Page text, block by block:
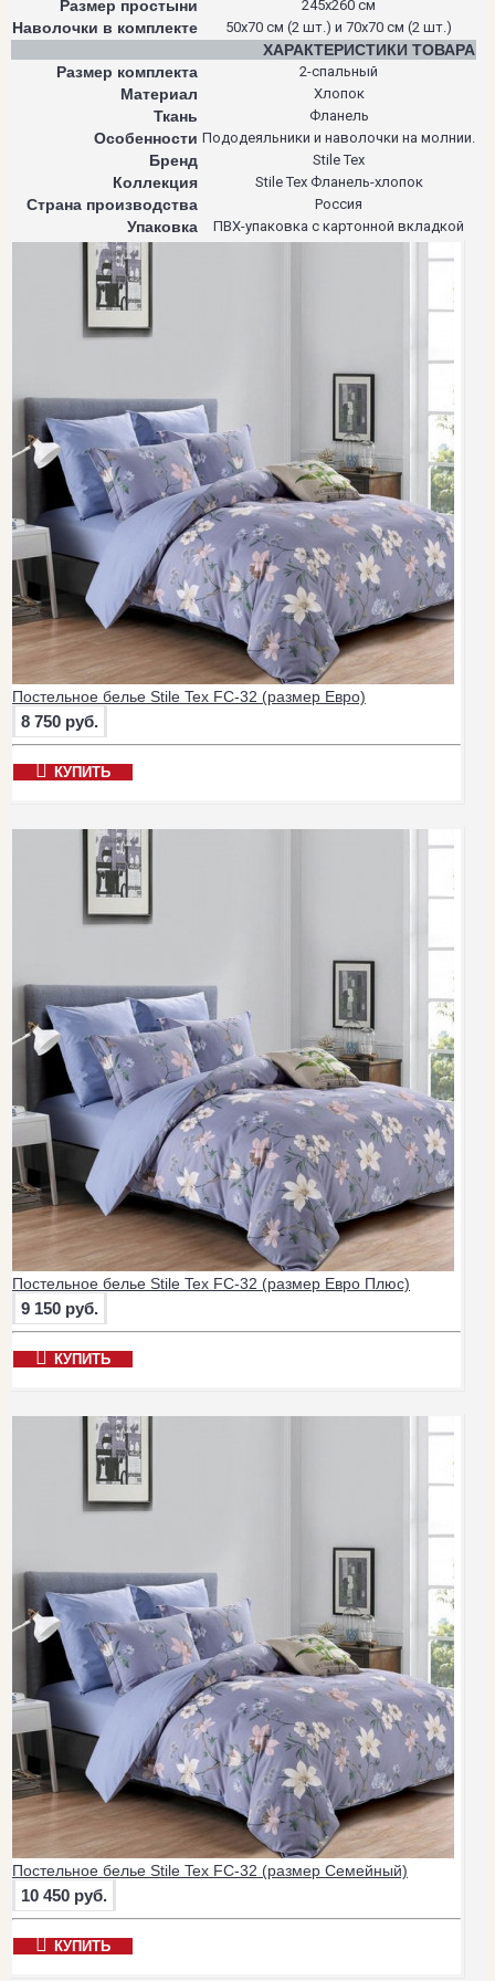
Размер простыни 245х260 см
Наволочки в комплекте 50х70 см (2 шт.) и 70х70 см (2 шт.)
ХАРАКТЕРИСТИКИ ТОВАРА
Размер комплекта
2-спальный
Материал Хлопок
Ткань Фланель
Особенности Пододеяльники и наволочки на молнии.
Бренд Stile Tex
Коллекция Stile Tex Фланель-хлопок
Страна производства Россия
Упаковка ПВХ-упаковка с картонной вкладкой
Постельное белье Stile Tex FC-32 (размер Евро)
8 750 руб.
КУПИТЬ
Постельное белье Stile Tex FC-32 (размер Евро Плюс)
9 150 руб.
КУПИТЬ
Постельное белье Stile Tex FC-32 (размер Семейный)
10 450 руб.
КУПИТЬ